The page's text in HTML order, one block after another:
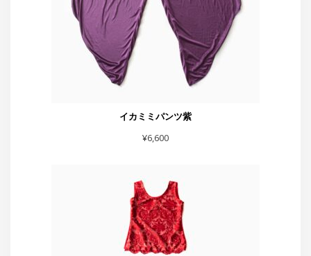
イカミミパンツ紫
¥6,600